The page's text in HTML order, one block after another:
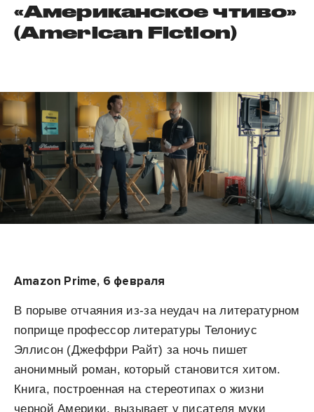
«Американское чтиво»
(American Fiction)
Amazon Prime, 6 февраля
В порыве отчаяния из-за неудач на литературном
поприще профессор литературы Телониус
Эллисон (Джеффри Райт) за ночь пишет
анонимный роман, который становится хитом.
Книга, построенная на стереотипах о жизни
черной Америки, вызывает у писателя муки